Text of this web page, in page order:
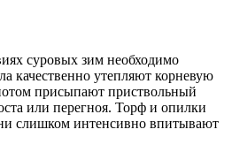
суровых зим необходимо
качественно утепляют корневую
присыпают приствольный
или перегноя. Торф и опилки
слишком интенсивно впитывают